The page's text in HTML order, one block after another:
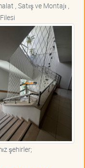
, Satış ve Montajı ,
şehirler;